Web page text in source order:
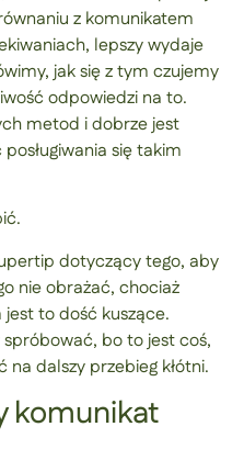
z komunikatem
lepszy wydaje
jak się z tym czujemy
odpowiedzi na to.
metod i dobrze jest
się takim
dotyczący tego, aby
nie obrażać, chociaż
to dość kuszące.
bo to jest coś,
dalszy przebieg kłótni.
komunikat